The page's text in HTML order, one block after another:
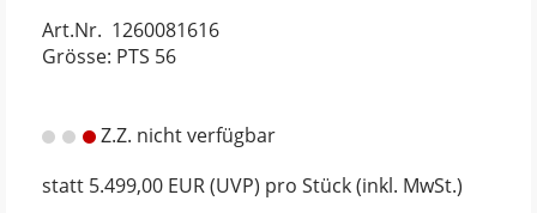
Art.Nr. 1260081616
Grösse: PTS 56
Z.Z. nicht verfügbar
statt 5.499,00 EUR(UVP) pro Stück (inkl. MwSt.)